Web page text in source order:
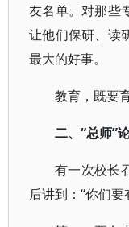
友名单。对那些
让他们保研、读
最大的好事。
教育，既要
二、“总师”
有一次校长
后讲到：“你们